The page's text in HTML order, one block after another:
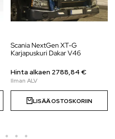
Scania NextGen XT-G
Karjapuskuri Dakar V46
Hinta alkaen 2788,84 €
LISÄÄ OSTOSKORIIN